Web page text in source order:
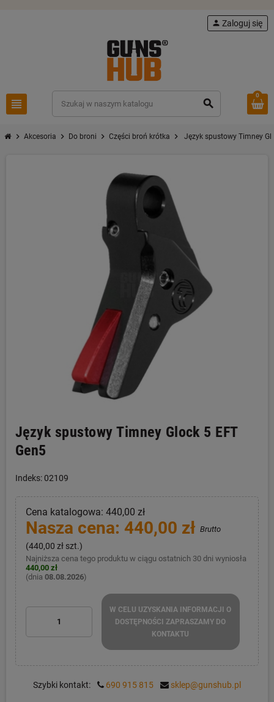
view_headline search
person Zaloguj się
0
chevron_right Akcesoria chevron_right Do broni chevron_right Części broń krótka chevron_right Język spustowy Timney
Język spustowy Timney Glock 5 EFT
Gen5
Indeks: 02109
Cena katalogowa: 440,00 zł
Nasza cena: 440,00 zł Brutto
(440,00 zł szt.)
Najniższa cena tego produktu w ciągu ostatnich 30 dni wyniosła
440,00 zł
(dnia 08.08.2026)
W CELU UZYSKANIA INFORMACJI O
DOSTĘPNOŚCI ZAPRASZAMY DO
KONTAKTU
Szybki kontakt: 690 915 815 sklep@gunshub.pl